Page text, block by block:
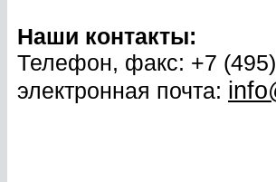
Наши контакты:
Телефон, факс: +7
электронная почта: